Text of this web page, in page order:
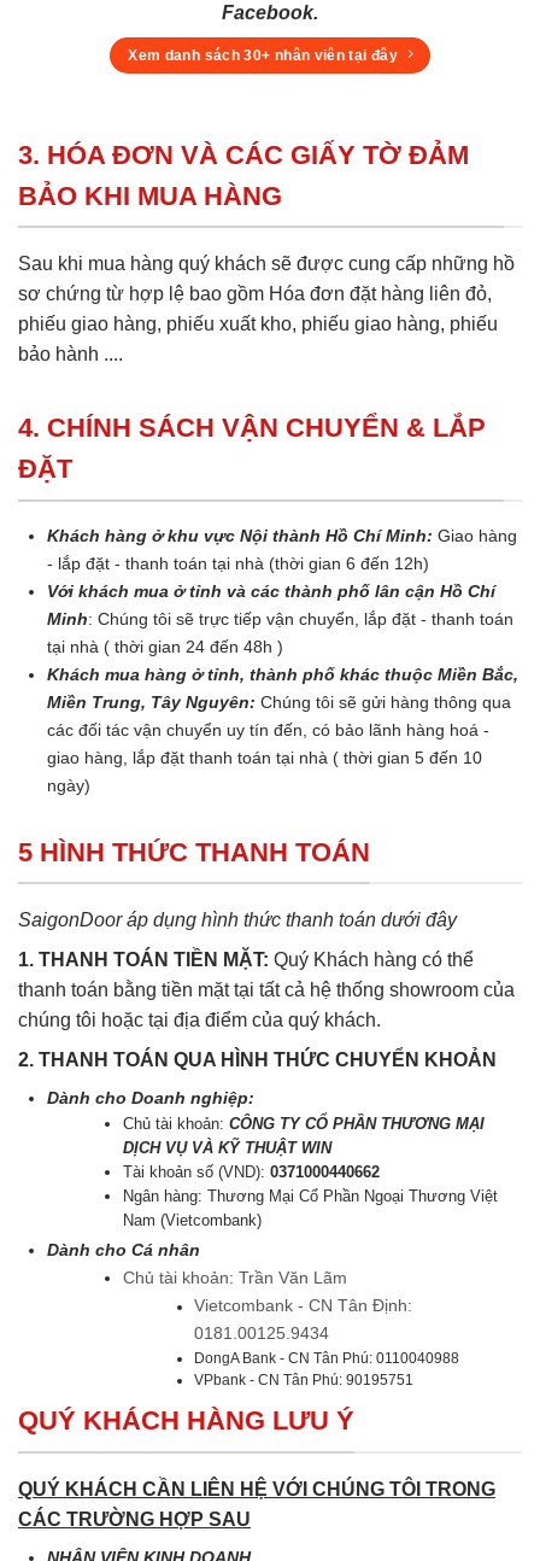
Facebook.
Xem danh sách 30+ nhân viên tại đây
3. HÓA ĐƠN VÀ CÁC GIẤY TỜ ĐẢM
BẢO KHI MUA HÀNG
Sau khi mua hàng quý khách sẽ được cung cấp những hồ
sơ chứng từ hợp lệ bao gồm Hóa đơn đặt hàng liên đỏ,
phiếu giao hàng, phiếu xuất kho, phiếu giao hàng, phiếu
bảo hành ....
4. CHÍNH SÁCH VẬN CHUYỂN & LẮP
ĐẶT
Khách hàng ở khu vực Nội thành Hồ Chí Minh: Giao hàng
- lắp đặt - thanh toán tại nhà (thời gian 6 đến 12h)
Với khách mua ở tỉnh và các thành phố lân cận Hồ Chí
Minh: Chúng tôi sẽ trực tiếp vận chuyển, lắp đặt - thanh toán
tại nhà ( thời gian 24 đến 48h )
Khách mua hàng ở tỉnh, thành phố khác thuộc Miền Bắc,
Miền Trung, Tây Nguyên: Chúng tôi sẽ gửi hàng thông qua
các đối tác vận chuyển uy tín đến, có bảo lãnh hàng hoá -
giao hàng, lắp đặt thanh toán tại nhà ( thời gian 5 đến 10
ngày)
5 HÌNH THỨC THANH TOÁN
SaigonDoor áp dụng hình thức thanh toán dưới đây
1. THANH TOÁN TIỀN MẶT: Quý Khách hàng có thể
thanh toán bằng tiền mặt tại tất cả hệ thống showroom của
chúng tôi hoặc tại địa điểm của quý khách.
2. THANH TOÁN QUA HÌNH THỨC CHUYỂN KHOẢN
Dành cho Doanh nghiệp:
Chủ tài khoản:CÔNG TY CỔ PHẦN THƯƠNG MẠI
DỊCH VỤ VÀ KỸ THUẬT WIN
Tài khoản số (VND):0371000440662
Ngân hàng: Thương Mại Cổ Phần Ngoại Thương Việt
Nam (Vietcombank)
Dành cho Cá nhân
Chủ tài khoản: Trần Văn Lãm
Vietcombank - CN Tân Định:
0181.00125.9434
DongA Bank - CN Tân Phú: 0110040988
VPbank - CN Tân Phú: 90195751
QUÝ KHÁCH HÀNG LƯU Ý
QUÝ KHÁCH CẦN LIÊN HỆ VỚI CHÚNG TÔI TRONG
CÁC TRƯỜNG HỢP SAU